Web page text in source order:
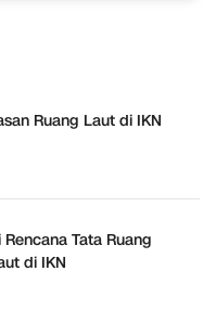
Ruang Laut di IKN
Tata Ruang
di IKN